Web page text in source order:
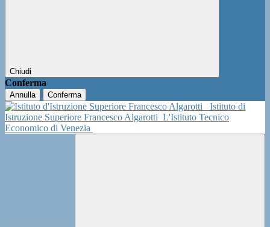
Chiudi
Conferma
Annulla Conferma
Istituto di
Istruzione Superiore Francesco Algarotti L'Istituto Tecnico
Economico di Venezia